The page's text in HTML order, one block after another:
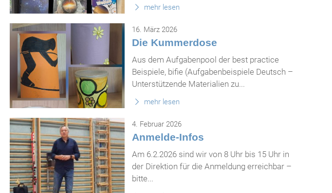
mehr lesen
16. März 2026
Die Kummerdose
Aus dem Aufgabenpool der best practice
Beispiele, bifie (Aufgabenbeispiele Deutsch –
Unterstützende Materialien zu...
mehr lesen
4. Februar 2026
Anmelde-Infos
Am 6.2.2026 sind wir von 8 Uhr bis 15 Uhr in
der Direktion für die Anmeldung erreichbar –
bitte...